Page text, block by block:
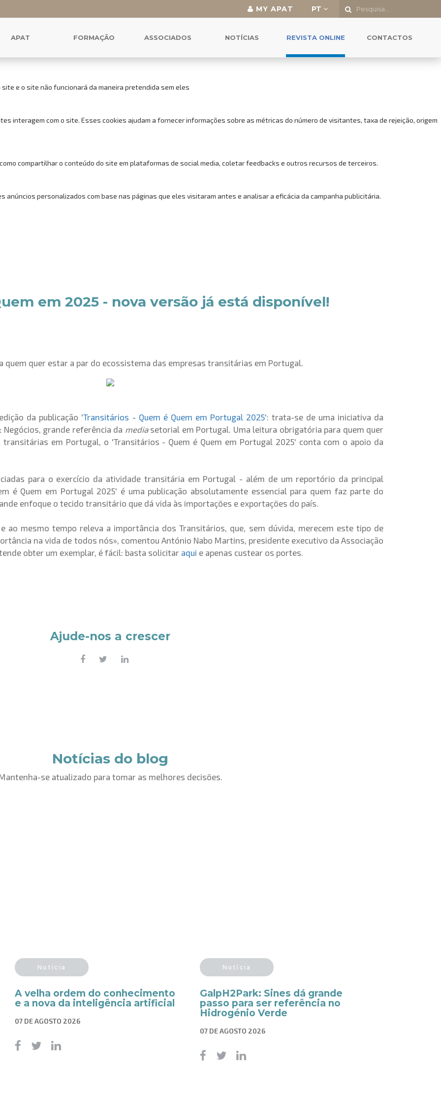
para este website.
para lhe oferecer uma boa experiência de navegação e acesso a todas as funcionalidades.
e o site não funcionará da maneira pretendida sem eles
interagem com o site. Esses cookies ajudam a fornecer informações sobre as métricas do número de visitantes, taxa de rejeição, origem
compartilhar o conteúdo do site em plataformas de social media, coletar feedbacks e outros recursos de terceiros.
personalizados com base nas páginas que eles visitaram antes e analisar a eficácia da campanha publicitária.
MY APAT PT
APAT FORMAÇÃO ASSOCIADOS NOTÍCIAS REVISTA ONLINE CONTACTOS
em 2025 - nova versão já está disponível!
quer estar a par do ecossistema das empresas transitárias em Portugal.
da publicação 'Transitários - Quem é Quem em Portugal 2025': trata-se de uma iniciativa da
grande referência da media setorial em Portugal. Uma leitura obrigatória para quem quer
transitárias em Portugal, o 'Transitários - Quem é Quem em Portugal 2025' conta com o apoio da
para o exercício da atividade transitária em Portugal - além de um reportório da principal
é Quem em Portugal 2025' é uma publicação absolutamente essencial para quem faz parte do
enfoque o tecido transitário que dá vida às importações e exportações do país.
ao mesmo tempo releva a importância dos Transitários, que, sem dúvida, merecem este tipo de
na vida de todos nós», comentou António Nabo Martins, presidente executivo da Associação
obter um exemplar, é fácil: basta solicitar aqui e apenas custear os portes.
Ajude-nos a crescer
Notícias do blog
se atualizado para tomar as melhores decisões.
Notícia
A velha ordem do conhecimento
e a nova da inteligência artificial
07 DE AGOSTO 2026
Notícia
GalpH2Park: Sines dá grande
passo para ser referência no
Hidrogénio Verde
07 DE AGOSTO 2026